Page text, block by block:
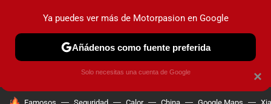
PRUEBAS COCHES ELÉCTRICOS OBSERVATORIO
×
Ya puedes ver más de Motorpasion en Google
Añádenos como fuente preferida
Solo necesitas una cuenta de Google